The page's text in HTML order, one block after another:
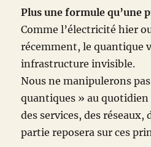
Plus une formule qu’une
Comme l’électricité hier
récemment, le quantique
infrastructure invisible.
Nous ne manipulerons
quantiques » au
des services, des
partie reposera sur ces